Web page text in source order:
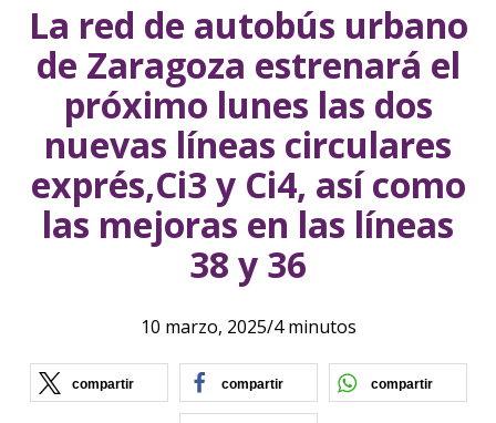
La red de autobús urbano
de Zaragoza estrenará el
próximo lunes las dos
nuevas líneas circulares
exprés,Ci3 y Ci4, así como
las mejoras en las líneas
38 y 36
10 marzo, 2025/4 minutos
compartir (se abre en nueva ventana)
compartir (se abre en nueva
compartir